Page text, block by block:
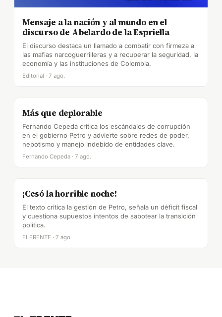
Mensaje a la nación y al mundo en el
discurso de Abelardo de la Espriella
El discurso destaca un llamado a combatir con firmeza a
las mafias narcoguerrilleras y a recuperar la seguridad, la
economía y las instituciones de Colombia.
Editorial · 7 ago.
Más que deplorable
Fernando Cepeda critica los escándalos de corrupción
en el gobierno Petro y advierte sobre redes de poder,
nepotismo y manejo indebido de entidades clave.
Fernando Cepeda · 7 ago.
¡Cesó la horrible noche!
El texto critica la gestión de Petro, señala un déficit fiscal
y cuestiona supuestos intentos de sabotear la transición
política.
ELFRENTE · 7 ago.